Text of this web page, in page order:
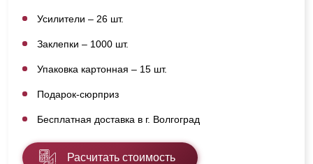
Усилители – 26 шт.
Заклепки – 1000 шт.
Упаковка картонная – 15 шт.
Подарок-сюрприз
Бесплатная доставка в г. Волгоград
Расчитать стоимость